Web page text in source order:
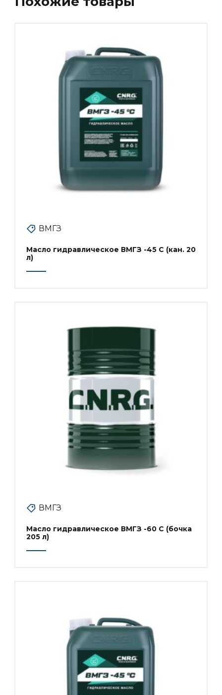
ВМГЗ
Масло гидравлическое ВМГЗ -45 С (кан. 20
л)
ВМГЗ
Масло гидравлическое ВМГЗ -60 С (бочка
205 л)